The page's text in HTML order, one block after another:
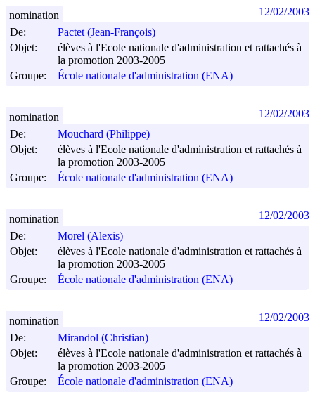
De:
Pactet (Jean-François)
Objet:
élèves à l'Ecole nationale d'administration et rattachés à
la promotion 2003-2005
Groupe:
École nationale d'administration (ENA)
nomination 12/02/2003
De:
Mouchard (Philippe)
Objet:
élèves à l'Ecole nationale d'administration et rattachés à
la promotion 2003-2005
Groupe:
École nationale d'administration (ENA)
nomination 12/02/2003
De:
Morel (Alexis)
Objet:
élèves à l'Ecole nationale d'administration et rattachés à
la promotion 2003-2005
Groupe:
École nationale d'administration (ENA)
nomination 12/02/2003
De:
Mirandol (Christian)
Objet:
élèves à l'Ecole nationale d'administration et rattachés à
la promotion 2003-2005
Groupe:
École nationale d'administration (ENA)
nomination 12/02/2003